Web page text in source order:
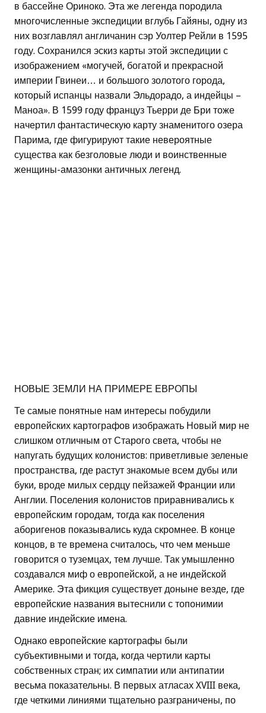
в бассейне Ориноко. Эта же легенда породила
многочисленные экспедиции вглубь Гайяны, одну из
них возглавлял англичанин сэр Уолтер Рейли в 1595
году. Сохранился эскиз карты этой экспедиции с
изображением «могучей, богатой и прекрасной
империи Гвинеи… и большого золотого города,
который испанцы назвали Эльдорадо, а индейцы –
Маноа». В 1599 году француз Тьерри де Бри тоже
начертил фантастическую карту знаменитого озера
Парима, где фигурируют такие невероятные
существа как безголовые люди и воинственные
женщины-амазонки античных легенд.
НОВЫЕ ЗЕМЛИ НА ПРИМЕРЕ ЕВРОПЫ
Те самые понятные нам интересы побудили
европейских картографов изображать Новый мир не
слишком отличным от Старого света, чтобы не
напугать будущих колонистов: приветливые зеленые
пространства, где растут знакомые всем дубы или
буки, вроде милых сердцу пейзажей Франции или
Англии. Поселения колонистов приравнивались к
европейским городам, тогда как поселения
аборигенов показывались куда скромнее. В конце
концов, в те времена считалось, что чем меньше
говорится о туземцах, тем лучше. Так умышленно
создавался миф о европейской, а не индейской
Америке. Эта фикция существует доныне везде, где
европейские названия вытеснили с топонимии
давние индейские имена.
Однако европейские картографы были
субъективными и тогда, когда чертили карты
собственных стран; их симпатии или антипатии
весьма показательны. В первых атласах XVIII века,
где четкими линиями тщательно разграничены, по